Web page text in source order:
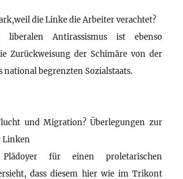
die Linke die Arbeiter verachtet?
Antirassismus ist ebenso
Zurückweisung der Schimäre von der
national begrenzten Sozialstaats.
und Migration? Überlegungen zur
Linken
für einen proletarischen
dass diesem hier wie im Trikont